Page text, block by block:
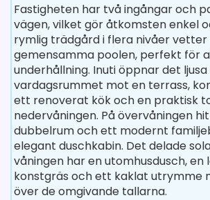
Fastigheten har två ingångar och
vägen, vilket gör åtkomsten enkel
rymlig trädgård i flera nivåer
gemensamma poolen, perfekt för
underhållning. Inuti öppnar det ljusa
vardagsrummet mot en terrass,
ett renoverat kök och en praktisk
nedervåningen. På övervåningen
dubbelrum och ett modernt
elegant duschkabin. Det delade
våningen har en utomhusdusch, en
konstgräs och ett kaklat utrymme
över de omgivande tallarna.